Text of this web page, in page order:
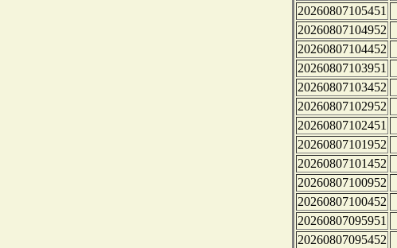
20260807105451
20260807104952
20260807104452
20260807103951
20260807103452
20260807102952
20260807102451
20260807101952
20260807101452
20260807100952
20260807100452
20260807095951
20260807095452